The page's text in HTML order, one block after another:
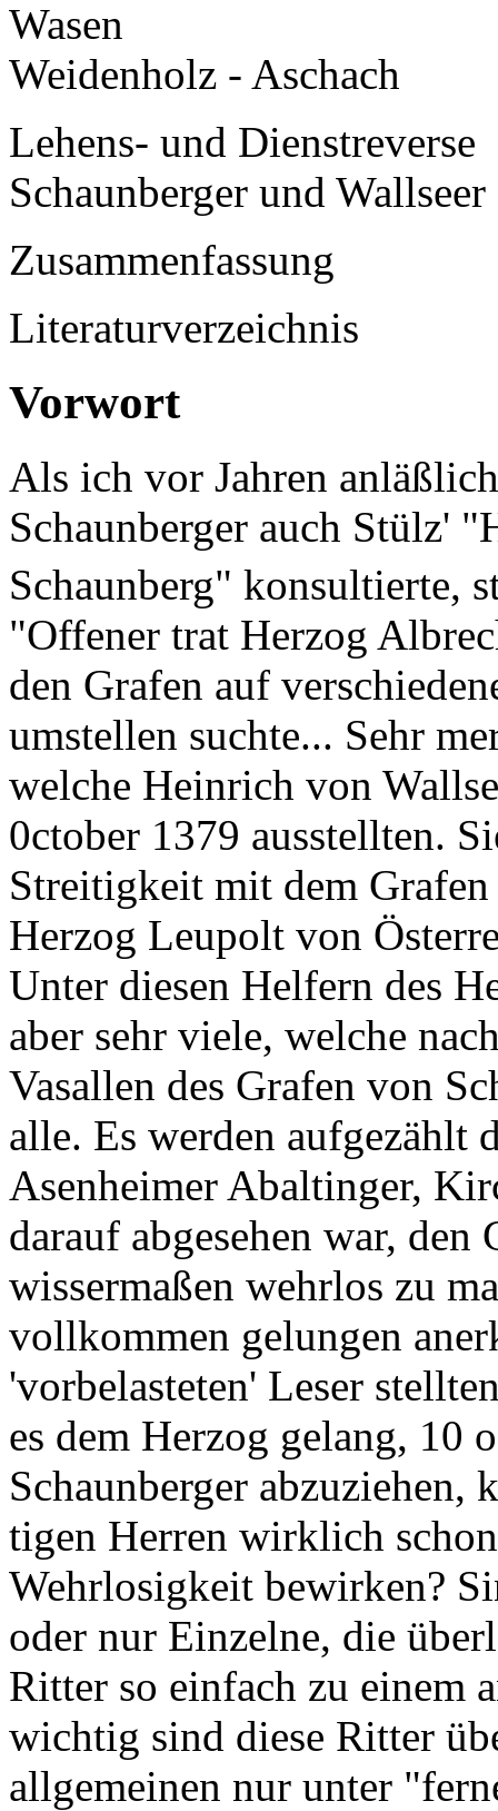
Wasen
Weidenholz - Aschach
Lehens- und Dienstreverse
Schaunberger und
Zusammenfassung
Literaturverzeichnis
Vorwort
Als ich vor Jahren
Schaunberger auch Stülz'
Schaunberg" konsultierte,
"Offener trat Herzog
den Grafen auf
umstellen suchte... Sehr
welche Heinrich von
0ctober 1379 ausstellten.
Streitigkeit mit dem
Herzog Leupolt von
Unter diesen Helfern des
aber sehr viele, wel­che
Vasallen des Grafen von
alle. Es werden aufgezählt
Asenheimer Abaltinger,
darauf abgesehen war,
wissermaßen wehrlos zu
vollkommen gelungen
'vorbelasteten' Leser
es dem Herzog gelang, 10
Schaunberger abzuziehen,
tigen Herren wirklich
Wehrlosigkeit bewirken?
oder nur Einzelne, die
Ritter so einfach zu einem
wichtig sind diese Ritter
allgemeinen nur unter